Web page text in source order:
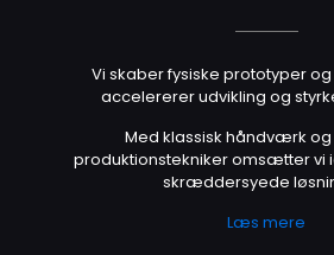
Vi skaber fysiske prototyper
accelererer udvikling og
Med klassisk håndværk
produktionstekniker omsætter vi
skræddersyede
Læs mere